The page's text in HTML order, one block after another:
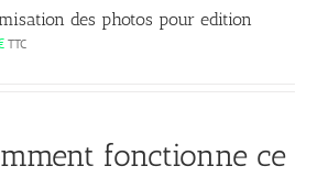
des photos pour edition
TTC
fonctionne ce